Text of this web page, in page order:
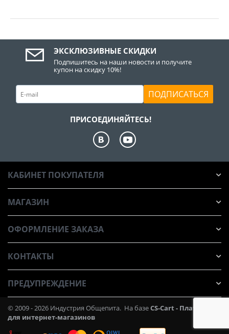
ЭКСКЛЮЗИВНЫЕ СКИДКИ
Подпишитесь на наши новости и получите
купон на скидку 10%!
ПОДПИСАТЬСЯ
ПРИСОЕДИНЯЙТЕСЬ!
КАБИНЕТ ПОКУПАТЕЛЯ
МАГАЗИН
ОФОРМЛЕНИЕ ЗАКАЗА
КОНТАКТЫ
ПРЕДУПРЕЖДЕНИЕ
© 2009 - 2026 Индустрия Общепита. На базеCS-Cart - Платформа
для интернет-магазинов